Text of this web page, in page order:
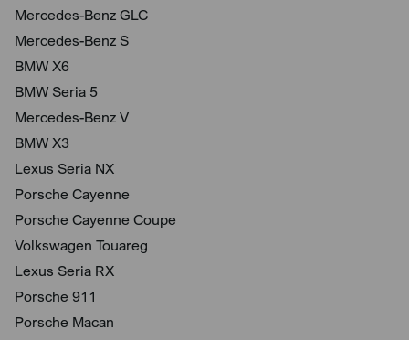
Mercedes-Benz GLC
Mercedes-Benz S
BMW X6
BMW Seria 5
Mercedes-Benz V
BMW X3
Lexus Seria NX
Porsche Cayenne
Porsche Cayenne Coupe
Volkswagen Touareg
Lexus Seria RX
Porsche 911
Porsche Macan